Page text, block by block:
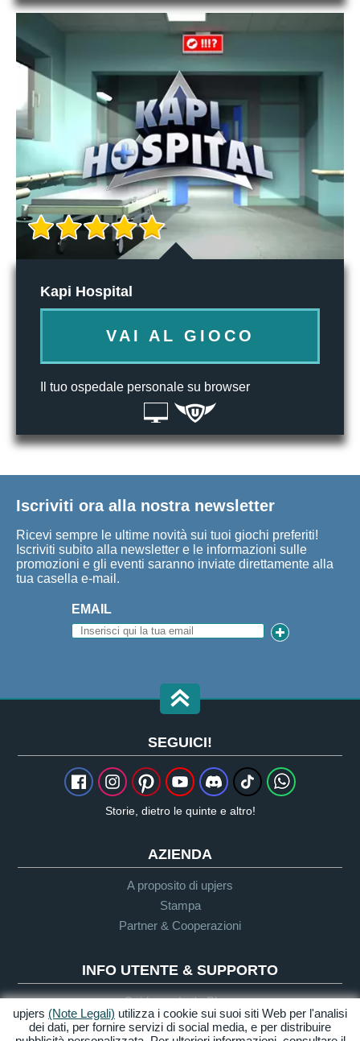
Kapi Hospital
VAI AL GIOCO
Il tuo ospedale personale su browser
Iscriviti ora alla nostra newsletter
Ricevi sempre le ultime novità sui tuoi giochi preferiti!
Iscriviti subito alla newsletter e le informazioni sulle
promozioni e gli eventi saranno inviate direttamente alla
tua casella e-mail.
EMAIL
SEGUICI!
Storie, dietro le quinte e altro!
AZIENDA
A proposito di upjers
Stampa
Partner & Cooperazioni
INFO UTENTE & SUPPORTO
Guida per Let's Plays
Supporto
upjers (Note Legali) utilizza i cookie sui suoi siti Web per l'analisi
dei dati, per fornire servizi di social media, e per distribuire